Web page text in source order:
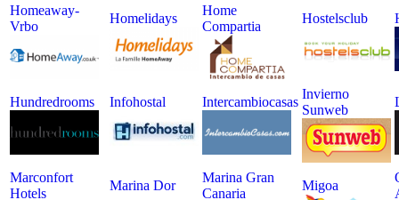
Homeaway-
Vrbo
Homelidays
Home
Compartia
Hostelsclub
Hundredrooms Infohostal Intercambiocasas
Invierno
Sunweb
Marconfort
Hotels
Marina Dor
Marina Gran
Canaria
Migoa